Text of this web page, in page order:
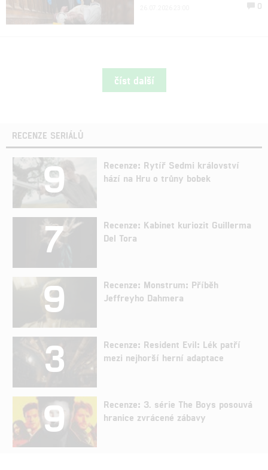
0
číst další
RECENZE SERIÁLŮ
9
Recenze: Rytíř Sedmi království
hází na Hru o trůny bobek
7
Recenze: Kabinet kuriozit Guillerma
Del Tora
9
Recenze: Monstrum: Příběh
Jeffreyho Dahmera
3
Recenze: Resident Evil: Lék patří
mezi nejhorší herní adaptace
9
Recenze: 3. série The Boys posouvá
hranice zvrácené zábavy